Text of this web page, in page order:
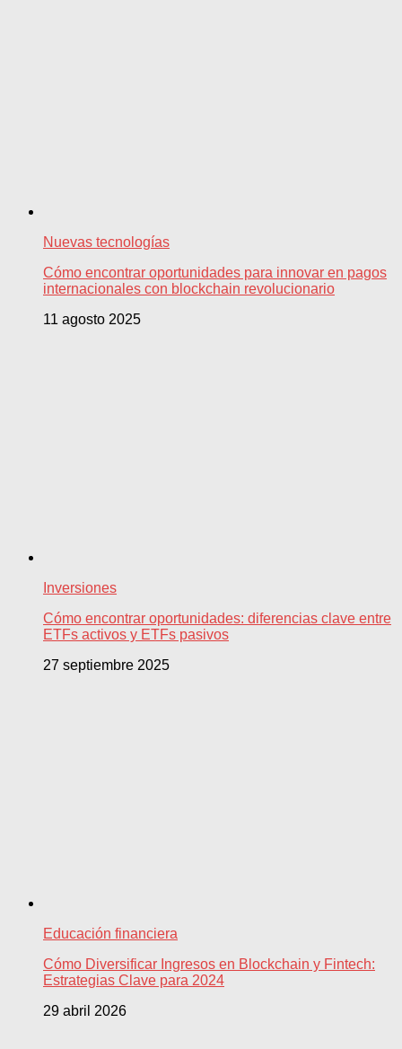
Nuevas tecnologías
Cómo encontrar oportunidades para innovar en pagos
internacionales con blockchain revolucionario
11 agosto 2025
Inversiones
Cómo encontrar oportunidades: diferencias clave entre
ETFs activos y ETFs pasivos
27 septiembre 2025
Educación financiera
Cómo Diversificar Ingresos en Blockchain y Fintech:
Estrategias Clave para 2024
29 abril 2026